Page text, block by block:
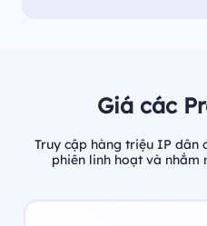
Giá các
Truy cập hàng triệu IP dân
phiên linh hoạt và nhắm